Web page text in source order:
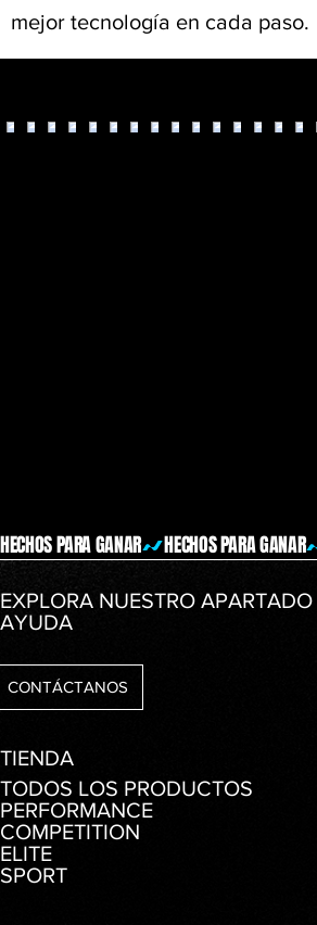
mejor tecnología en cada paso.
HECHOS PARA GANAR
EXPLORA NUESTRO APARTADO
AYUDA
CONTÁCTANOS
TIENDA
TODOS LOS PRODUCTOS
PERFORMANCE
COMPETITION
ELITE
SPORT